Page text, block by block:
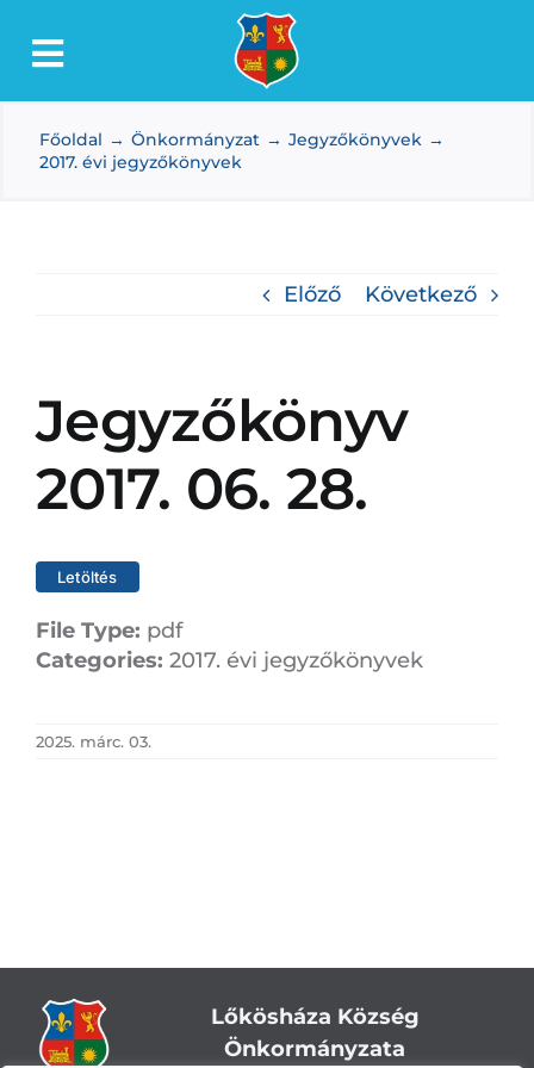
Toggle
Lőkösháza
Intézmények
Főoldal Önkormányzat
Jegyzőkönyvek
2017. évi jegyzőkönyvek
Előző Következő
Jegyzőkönyv
2017. 06. 28.
Letöltés
File Type: pdf
Categories: 2017. évi jegyzőkönyvek
2025. márc. 03.
Lőkösháza Község
Önkormányzata